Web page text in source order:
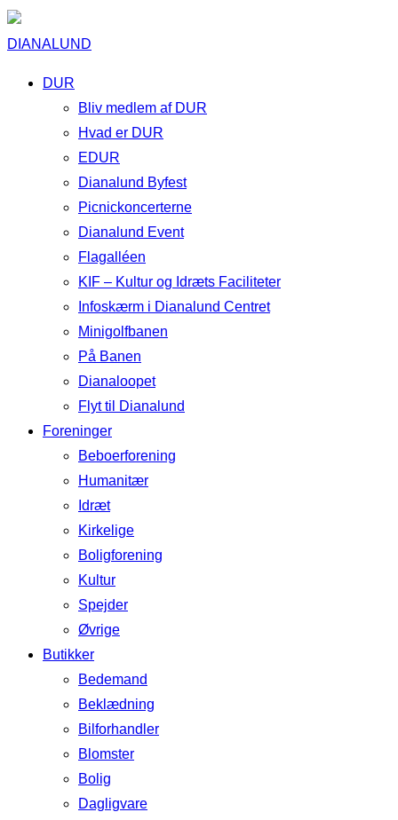
DIANALUND
DUR
Bliv medlem af DUR
Hvad er DUR
EDUR
Dianalund Byfest
Picnickoncerterne
Dianalund Event
Flagalléen
KIF – Kultur og Idræts Faciliteter
Infoskærm i Dianalund Centret
Minigolfbanen
På Banen
Dianaloopet
Flyt til Dianalund
Foreninger
Beboerforening
Humanitær
Idræt
Kirkelige
Boligforening
Kultur
Spejder
Øvrige
Butikker
Bedemand
Beklædning
Bilforhandler
Blomster
Bolig
Dagligvare